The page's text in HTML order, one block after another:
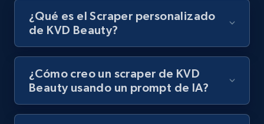
by podcast url
URL, Title, Youtuber, Youtuber md5, Video url,
¿Qué es el Scraper personalizado
de KVD Beauty?
¿Cómo creo un scraper de KVD
Beauty usando un prompt de IA?